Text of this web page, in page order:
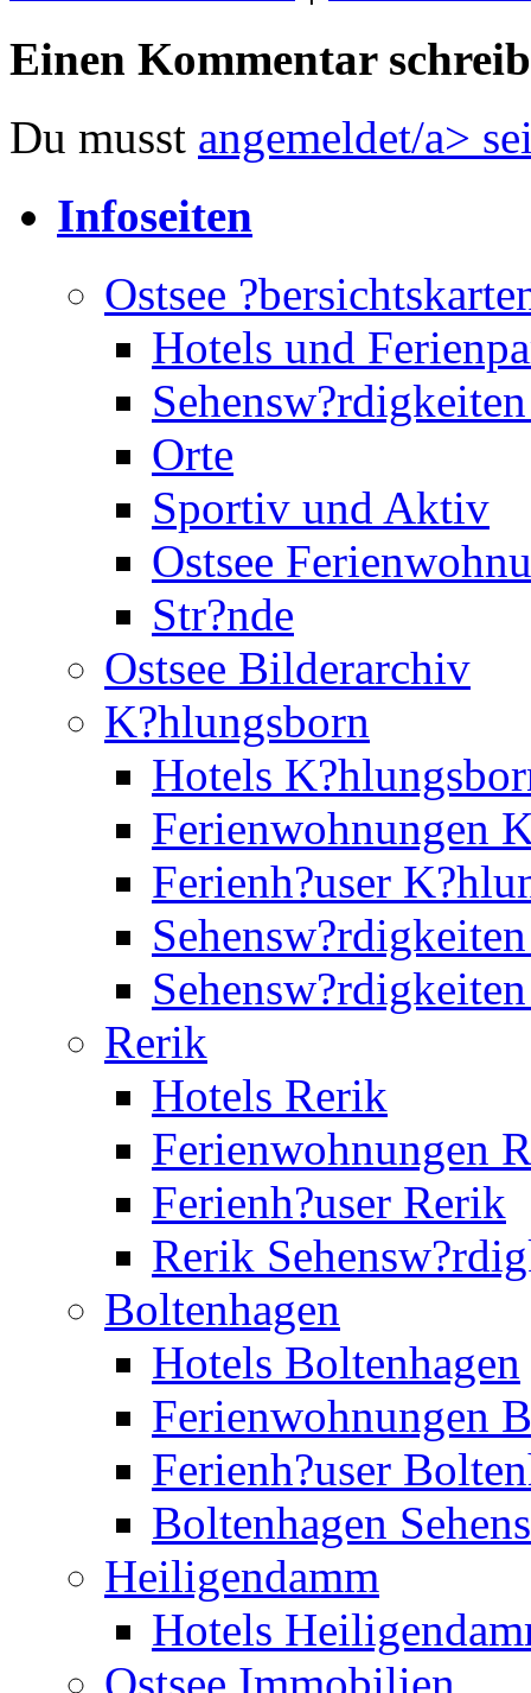
Einen Kommentar
Du musst angemeldet/a>
Infoseiten
Ostsee
Hotels und
Orte
Sportiv und Aktiv
Ostsee
Str?nde
Ostsee Bilderarchiv
K?hlungsborn
Hotels
Ferienwohnungen
Ferienh?user
Rerik
Hotels Rerik
Ferienwohnungen
Ferienh?user Rerik
Rerik
Boltenhagen
Hotels Boltenhagen
Ferienwohnungen
Ferienh?user
Boltenhagen
Heiligendamm
Hotels